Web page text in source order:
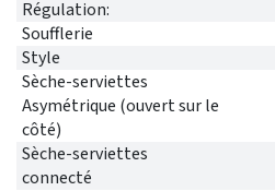
Régulation:
Soufflerie
Style
Sèche-serviettes
Asymétrique (ouvert sur le
côté)
Sèche-serviettes
connecté